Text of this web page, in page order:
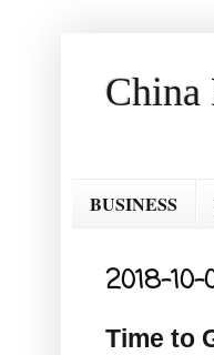
China
BUSINESS
2018-10-
Time to